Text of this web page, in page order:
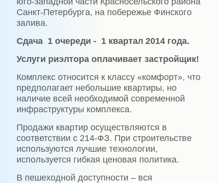
Санкт-Петербурга, на побережье Финского
залива.
Сдача 1 очереди - 1 квартал 2014 года.
Услуги риэлтора оплачивает застройщик!
Комплекс относится к классу «комфорт», что
предполагает небольшие квартиры, но
наличие всей необходимой современной
инфраструктуры комплекса.
Продажи квартир осуществляются в
соответствии с 214-ФЗ. При строительстве
используются лучшие технологии,
используется гибкая ценовая политика.
В пешеходной доступности – вся